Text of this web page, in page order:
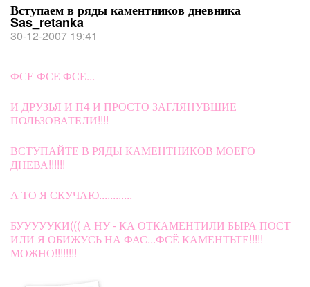
Вступаем в ряды каментников дневника
Sas_retanka
30-12-2007 19:41
ФСЕ ФСЕ ФСЕ...
И ДРУЗЬЯ И П4 И ПРОСТО ЗАГЛЯНУВШИЕ
ПОЛЬЗОВАТЕЛИ!!!!
ВСТУПАЙТЕ В РЯДЫ КАМЕНТНИКОВ МОЕГО
ДНЕВА!!!!!!
А ТО Я СКУЧАЮ............
БУУУУУКИ((( А НУ - КА ОТКАМЕНТИЛИ БЫРА ПОСТ
ИЛИ Я ОБИЖУСЬ НА ФАС...ФСЁ КАМЕНТЬТЕ!!!!!
МОЖНО!!!!!!!!